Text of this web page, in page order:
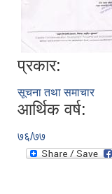
प्रकार:
सूचना तथा समाचार
आर्थिक वर्ष:
७६/७७